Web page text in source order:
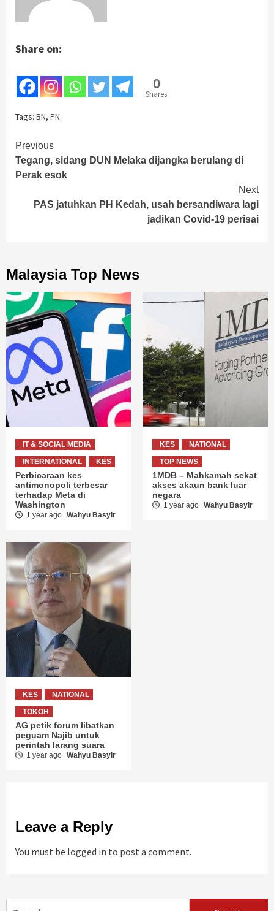
Share on:
0
Shares
Tags: BN, PN
Continue
Reading
Previous
Tegang, sidang DUN Melaka dijangka berulang di
Perak esok
Next
PAS jatuhkan PH Kedah, usah bersandiwara lagi
jadikan Covid-19 perisai
Malaysia Top News
IT & SOCIAL MEDIA
INTERNATIONAL
KES
Perbicaraan kes
antimonopoli terbesar
terhadap Meta di
Washington
1 year ago Wahyu Basyir
KES
NATIONAL
TOP NEWS
1MDB – Mahkamah sekat
akses akaun bank luar
negara
1 year ago Wahyu Basyir
KES
NATIONAL
TOKOH
AG petik forum libatkan
peguam Najib untuk
perintah larang suara
1 year ago Wahyu Basyir
Leave a Reply
You must be logged in to post a comment.